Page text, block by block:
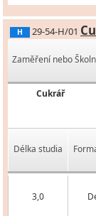
H 29-54-H/01
Zaměření nebo
Cukrář
Délka studia
3,0